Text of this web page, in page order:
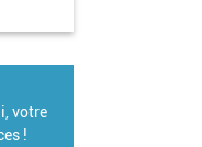
votre
!